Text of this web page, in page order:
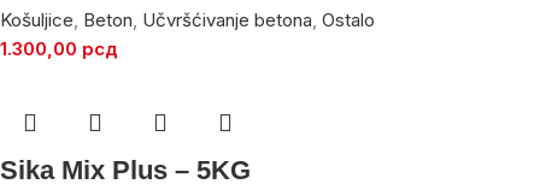
Košuljice, Beton, Učvršćivanje betona, Ostalo
1.300,00 рсд
Sika Mix Plus – 5KG